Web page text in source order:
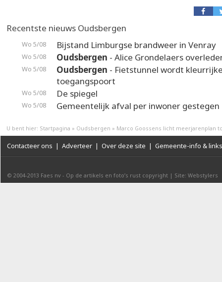
Recentste nieuws Oudsbergen
Wo 5/08 Bijstand Limburgse brandweer in Venray
Wo 5/08 Oudsbergen - Alice Grondelaers
Wo 5/08 Oudsbergen - Fietstunnel wordt
toegangspoort
Wo 5/08 De spiegel
Wo 5/08 Gemeentelijk afval per inwoner gestegen
U bent hier: Startpagina » Oudsbergen » Marco Goossens licht meerjarenplan
Contacteer ons | Adverteer | Over deze site | Gemeente-info & links
© 2004-2013 Faes nv - Op de artikels en foto’s rust copyright | Site: Webstylers